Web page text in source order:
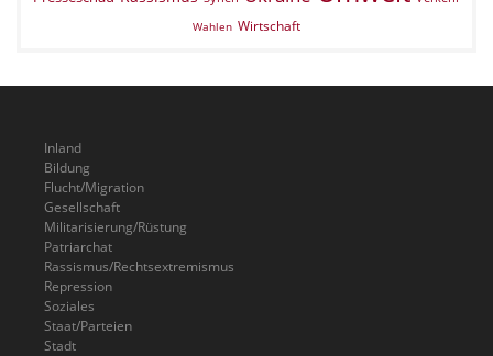
Wahlen Wirtschaft
Inland
Bildung
Flucht/Migration
Gesellschaft
Militarisierung/Rüstung
Patriarchat
Rassismus/Rechtsextremismus
Repression
Soziales
Staat/Parteien
Stadt